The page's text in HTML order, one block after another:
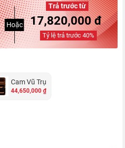
Hoặc
Trả trước từ
17,820,000 đ
Tỷ lệ trả trước40%
Cam Vũ Trụ
44,650,000 ₫